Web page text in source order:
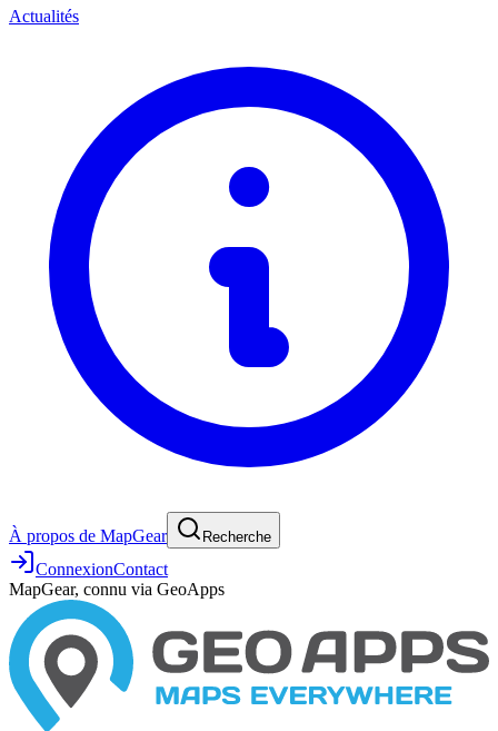
Actualités
À propos de MapGear Recherche
ConnexionContact
MapGear, connu via GeoApps